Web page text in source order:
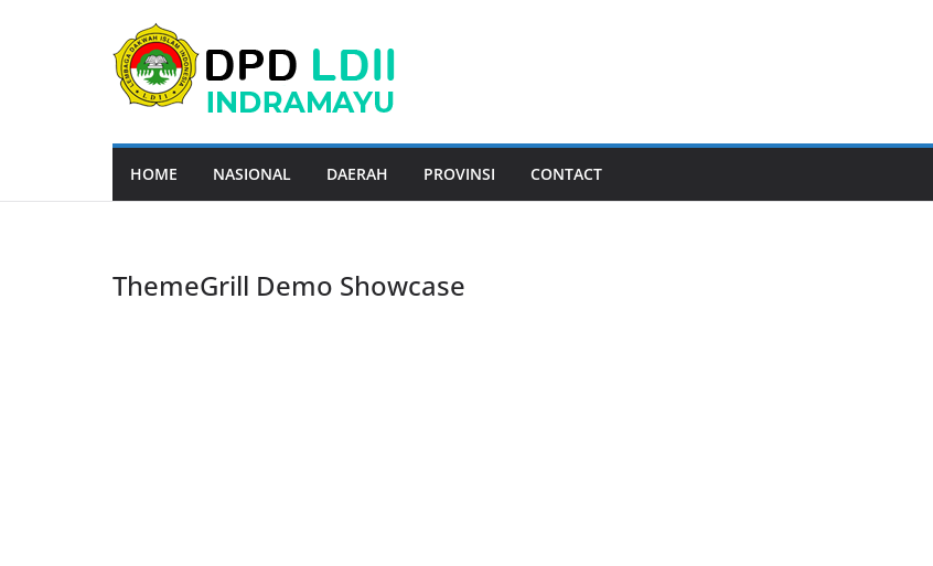
HOME NASIONAL DAERAH PROVINSI CONTACT
ThemeGrill Demo Showcase